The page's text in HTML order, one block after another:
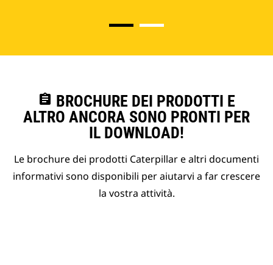
assignment BROCHURE DEI PRODOTTI E
ALTRO ANCORA SONO PRONTI PER
IL DOWNLOAD!
Le brochure dei prodotti Caterpillar e altri documenti
informativi sono disponibili per aiutarvi a far crescere
la vostra attività.